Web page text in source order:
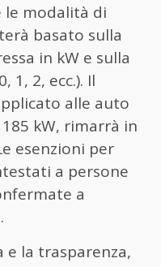
le modalità di
basato sulla
in kW e sulla
1, 2, ecc.). Il
alle auto
kW, rimarrà in
esenzioni per
a persone
a
e la trasparenza,